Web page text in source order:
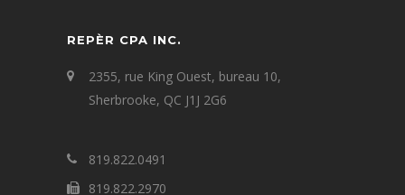
REPÈR CPA INC.
2355, rue King Ouest, bureau 10,
Sherbrooke, QC J1J 2G6
819.822.0491
819.822.2970